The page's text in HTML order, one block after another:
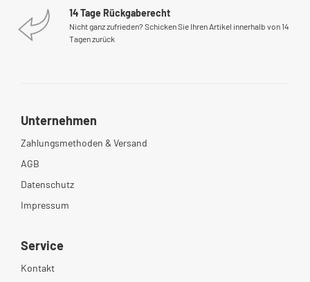
14 Tage Rückgaberecht
Nicht ganz zufrieden? Schicken Sie Ihren Artikel innerhalb von 14
Tagen zurück
Unternehmen
Zahlungsmethoden & Versand
AGB
Datenschutz
Impressum
Service
Kontakt